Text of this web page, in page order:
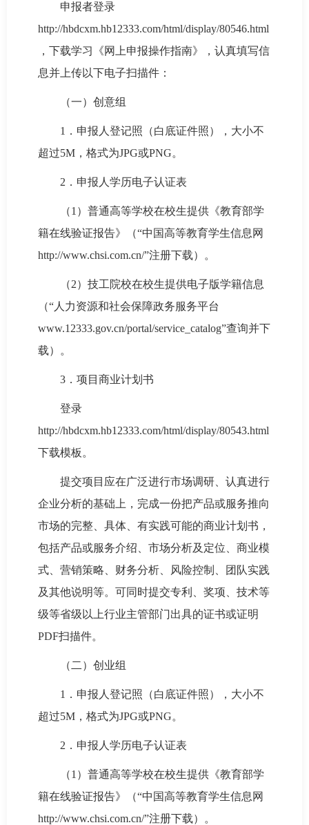
申报者登录
http://hbdcxm.hb12333.com/html/display/80546.html
，下载学习《网上申报操作指南》，认真填写信
息并上传以下电子扫描件：
（一）创意组
1．申报人登记照（白底证件照），大小不
超过5M，格式为JPG或PNG。
2．申报人学历电子认证表
（1）普通高等学校在校生提供《教育部学
籍在线验证报告》（“中国高等教育学生信息网
http://www.chsi.com.cn/”注册下载）。
（2）技工院校在校生提供电子版学籍信息
（“人力资源和社会保障政务服务平台
www.12333.gov.cn/portal/service_catalog”查询并下
载）。
3．项目商业计划书
登录
http://hbdcxm.hb12333.com/html/display/80543.html
下载模板。
提交项目应在广泛进行市场调研、认真进行
企业分析的基础上，完成一份把产品或服务推向
市场的完整、具体、有实践可能的商业计划书，
包括产品或服务介绍、市场分析及定位、商业模
式、营销策略、财务分析、风险控制、团队实践
及其他说明等。可同时提交专利、奖项、技术等
级等省级以上行业主管部门出具的证书或证明
PDF扫描件。
（二）创业组
1．申报人登记照（白底证件照），大小不
超过5M，格式为JPG或PNG。
2．申报人学历电子认证表
（1）普通高等学校在校生提供《教育部学
籍在线验证报告》（“中国高等教育学生信息网
http://www.chsi.com.cn/”注册下载）。